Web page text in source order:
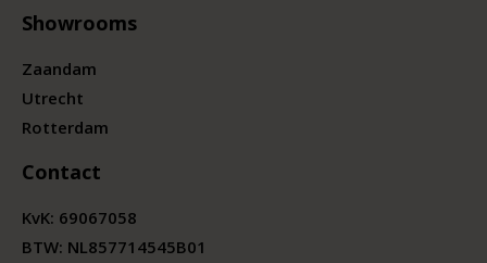
Showrooms
Zaandam
Utrecht
Rotterdam
Contact
KvK: 69067058
BTW: NL857714545B01